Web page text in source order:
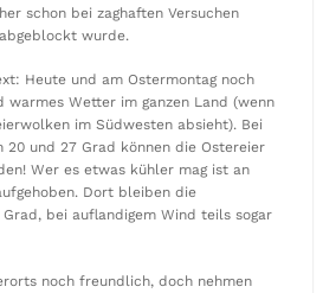
schon bei zaghaften Versuchen
wurde.
Heute und am Ostermontag noch
warmes Wetter im ganzen Land (wenn
im Südwesten absieht). Bei
20 und 27 Grad können die Ostereier
Wer es etwas kühler mag ist an
Dort bleiben die
bei auflandigem Wind teils sogar
noch freundlich, doch nehmen